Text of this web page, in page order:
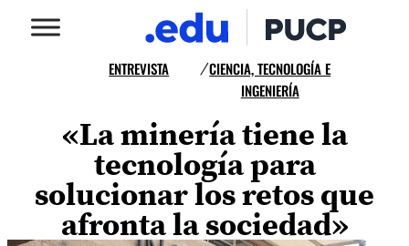
ENTREVISTA /CIENCIA, TECNOLOGÍA E
INGENIERÍA
«La minería tiene la
tecnología para
solucionar los retos que
afronta la sociedad»